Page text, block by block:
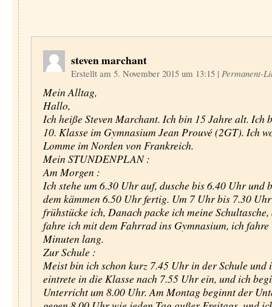
steven marchant
Erstellt am 5. November 2015 um 13:15 | Permanent-
Mein Alltag,
Hallo,
Ich heiße Steven Marchant. Ich bin 15 Jahre alt. Ich
10. Klasse im Gymnasium Jean Prouvé (2GT). Ich
Lomme im Norden von Frankreich.
Mein STUNDENPLAN :
Am Morgen :
Ich stehe um 6.30 Uhr auf, dusche bis 6.40 Uhr und
dem kämmen 6.50 Uhr fertig. Um 7 Uhr bis 7.30 Uhr
frühstücke ich, Danach packe ich meine
fahre ich mit dem Fahrrad ins Gymnasium, ich fahre
Minuten lang.
Zur Schule :
Meist bin ich schon kurz 7.45 Uhr in der Schule und
eintrete in die Klasse nach 7.55 Uhr ein, und ich
Unterricht um 8.00 Uhr. Am Montag beginnt der